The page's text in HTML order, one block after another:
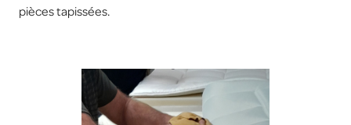
pièces tapissées.